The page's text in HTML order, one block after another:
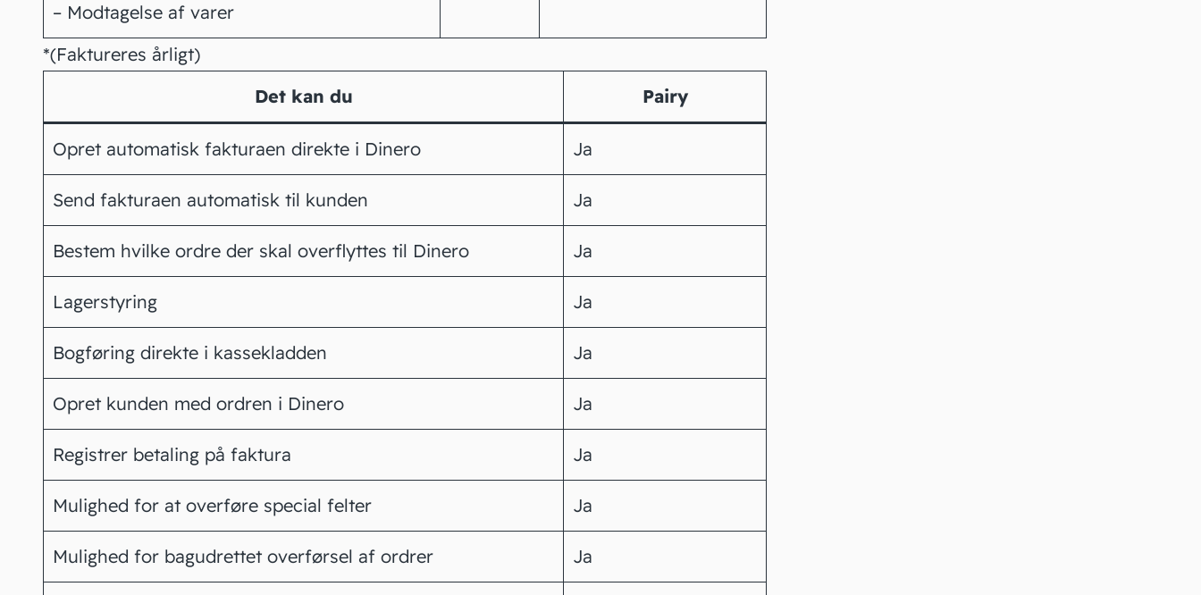
– Modtagelse af varer
*(Faktureres årligt)
Det kan du
Pairy
Opret automatisk fakturaen direkte i Dinero Ja
Send fakturaen automatisk til kunden Ja
Bestem hvilke ordre der skal overflyttes til Dinero Ja
Lagerstyring Ja
Bogføring direkte i kassekladden Ja
Opret kunden med ordren i Dinero Ja
Registrer betaling på faktura Ja
Mulighed for at overføre special felter Ja
Mulighed for bagudrettet overførsel af ordrer Ja